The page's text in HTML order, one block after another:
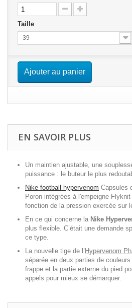
Taille
39
Ajouter au panier
EN SAVOIR PLUS
Un maintien ajustable, une
puissance : le buteur le plus
Nike football hypervenom Capsules
Poron intégrées à l'empeigne
fonction de la pression exercée sur
En ce qui concerne la Nike
plus flexible. C’était une demande
ce type.
La nouvelle tige de l’ Hypervenom
séparée en deux parties de
frappe et la partie externe du pied
appels pour mieux se démarquer.